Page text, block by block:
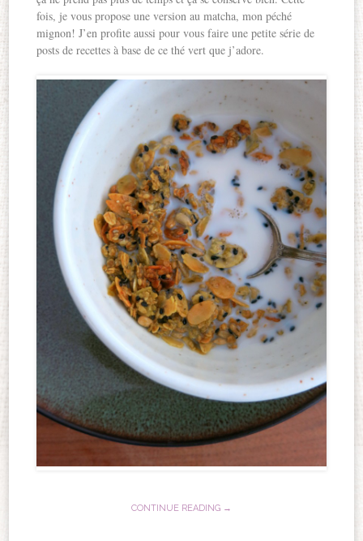
fois, je vous propose une version au matcha, mon péché
mignon! J’en profite aussi pour vous faire une petite série de
posts de recettes à base de ce thé vert que j’adore.
CONTINUE READING →